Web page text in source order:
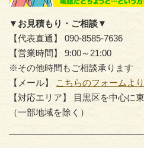
▼お見積もり・ご相談▼
【代表直通】 090-8585-7636
【営業時間】 9:00～21:00
※その他時間もご相談承ります
【メール】 こちらのフォームよ
【対応エリア】 目黒区を中心に
（一部地域を除く）